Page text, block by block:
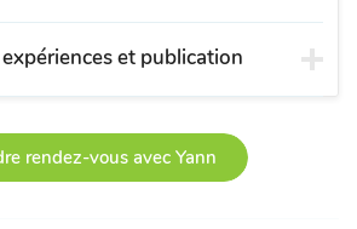
et publication
rendez-vous avec Yann